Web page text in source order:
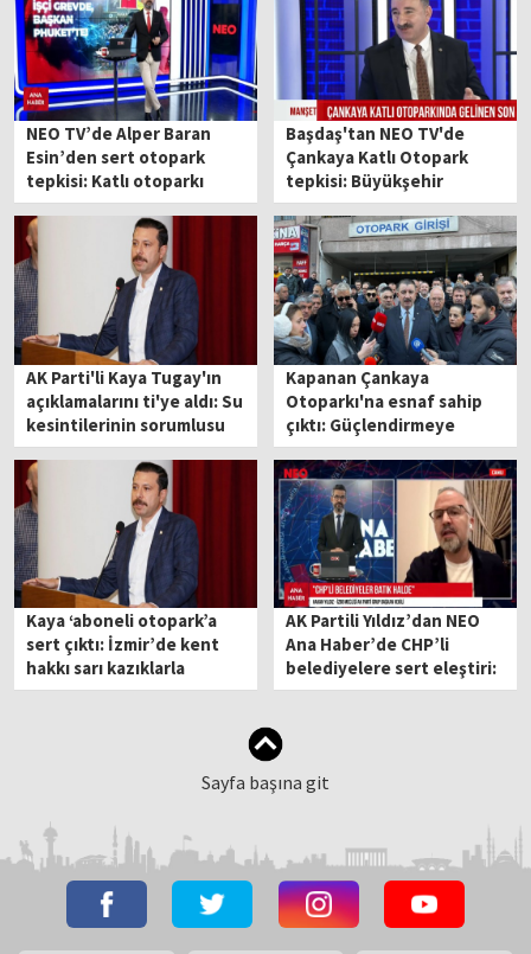
NEO TV’de Alper Baran
Esin’den sert otopark
tepkisi: Katlı otoparkı
kapattığınız gün %185
zam yaptınız, bravo!
Başdaş'tan NEO TV'de
Çankaya Katlı Otopark
tepkisi: Büyükşehir
Kemeraltı'nı bitirmek
istiyor!
AK Parti'li Kaya Tugay'ın
açıklamalarını ti'ye aldı: Su
kesintilerinin sorumlusu
ineklermiş!
Kapanan Çankaya
Otoparkı'na esnaf sahip
çıktı: Güçlendirmeye
talibiz
Kaya ‘aboneli otopark’a
sert çıktı: İzmir’de kent
hakkı sarı kazıklarla
çakılmış durumda!
AK Partili Yıldız’dan NEO
Ana Haber’de CHP’li
belediyelere sert eleştiri:
Kötü miras yiyici çocuk
Sayfa başına git